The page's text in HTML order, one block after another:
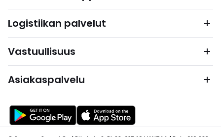
Logistiikan palvelut
Vastuullisuus
Asiakaspalvelu